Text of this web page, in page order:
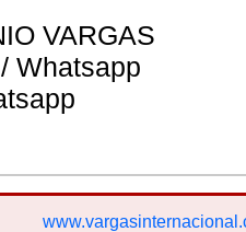
VARGAS
Whatsapp